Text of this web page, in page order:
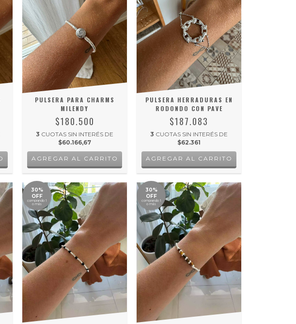
PULSERA PARA CHARMS
MILENDY
$180.500
3 CUOTAS SIN INTERÉS DE
$60.166,67
AGREGAR AL CARRITO
PULSERA HERRADURAS EN
RODONDO CON PAVE
$187.083
3 CUOTAS SIN INTERÉS DE
$62.361
30%
OFF
comprando 1
o más
30%
OFF
comprando 1
o más